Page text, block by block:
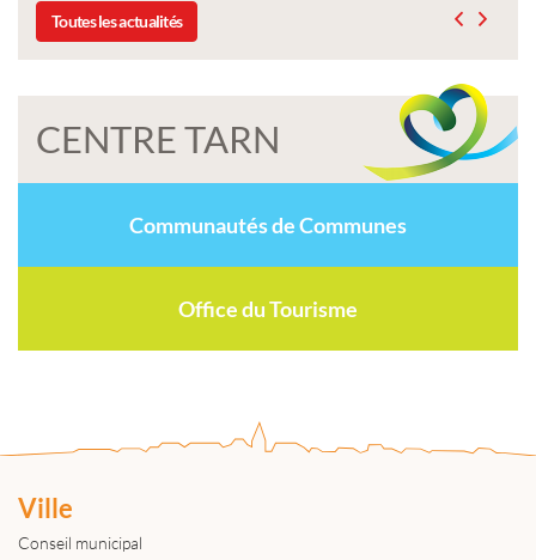
Toutes les actualités
CENTRE TARN
Communautés de Communes
Office du Tourisme
Ville
Conseil municipal